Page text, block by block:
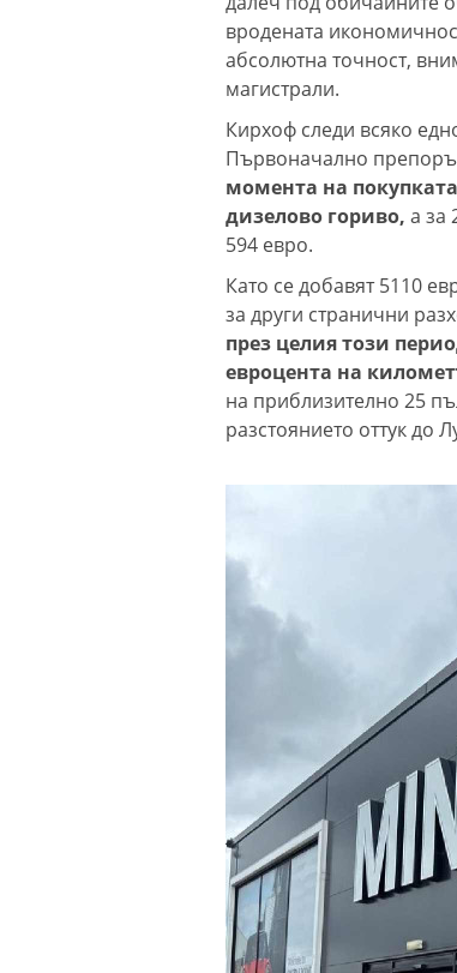
вродената
абсолютна точност,
магистрали.
Кирхоф следи всяко
Първоначално
момента на
дизелово гориво, а за
594 евро.
Като се добавят 5110
за други странични
през целия този
евроцента на
на приблизително 25
разстоянието оттук до